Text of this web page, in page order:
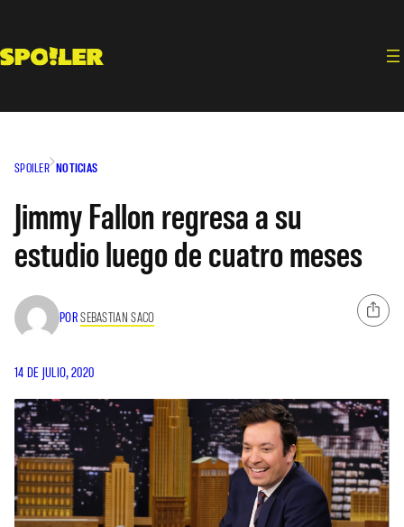
contenido
SPOILER NOTICIAS
Jimmy Fallon regresa a su
estudio luego de cuatro meses
PORSEBASTIAN SACO
14 DE JULIO, 2020